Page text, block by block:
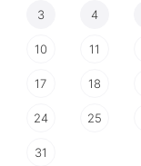
3 4
10 11
17 18
24 25
31